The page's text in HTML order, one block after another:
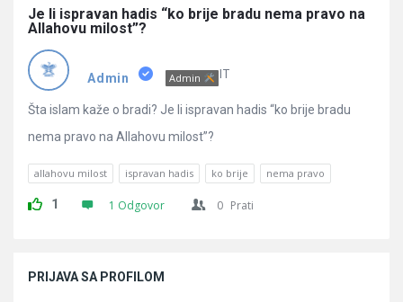
Latest
Pitanja
Je li ispravan hadis “ko brije bradu nema pravo na
Allahovu milost”?
Admin Admin IT
Šta islam kaže o bradi? Je li ispravan hadis “ko brije bradu
nema pravo na Allahovu milost”?
allahovu milost ispravan hadis ko brije nema pravo
1 1 Odgovor 0 Prati
PRIJAVA SA PROFILOM